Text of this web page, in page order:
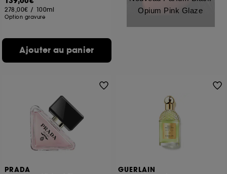
278,00€ / 100ml
Option gravure
Ajouter au panier
Opium Pink Glaze
PRADA
GUERLAIN